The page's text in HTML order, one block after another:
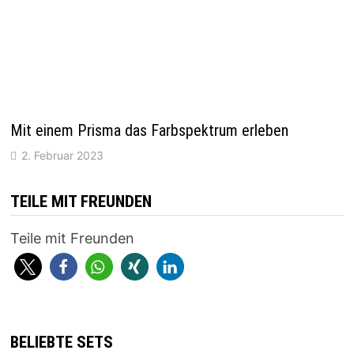
Mit einem Prisma das Farbspektrum erleben
2. Februar 2023
TEILE MIT FREUNDEN
Teile mit Freunden
BELIEBTE SETS